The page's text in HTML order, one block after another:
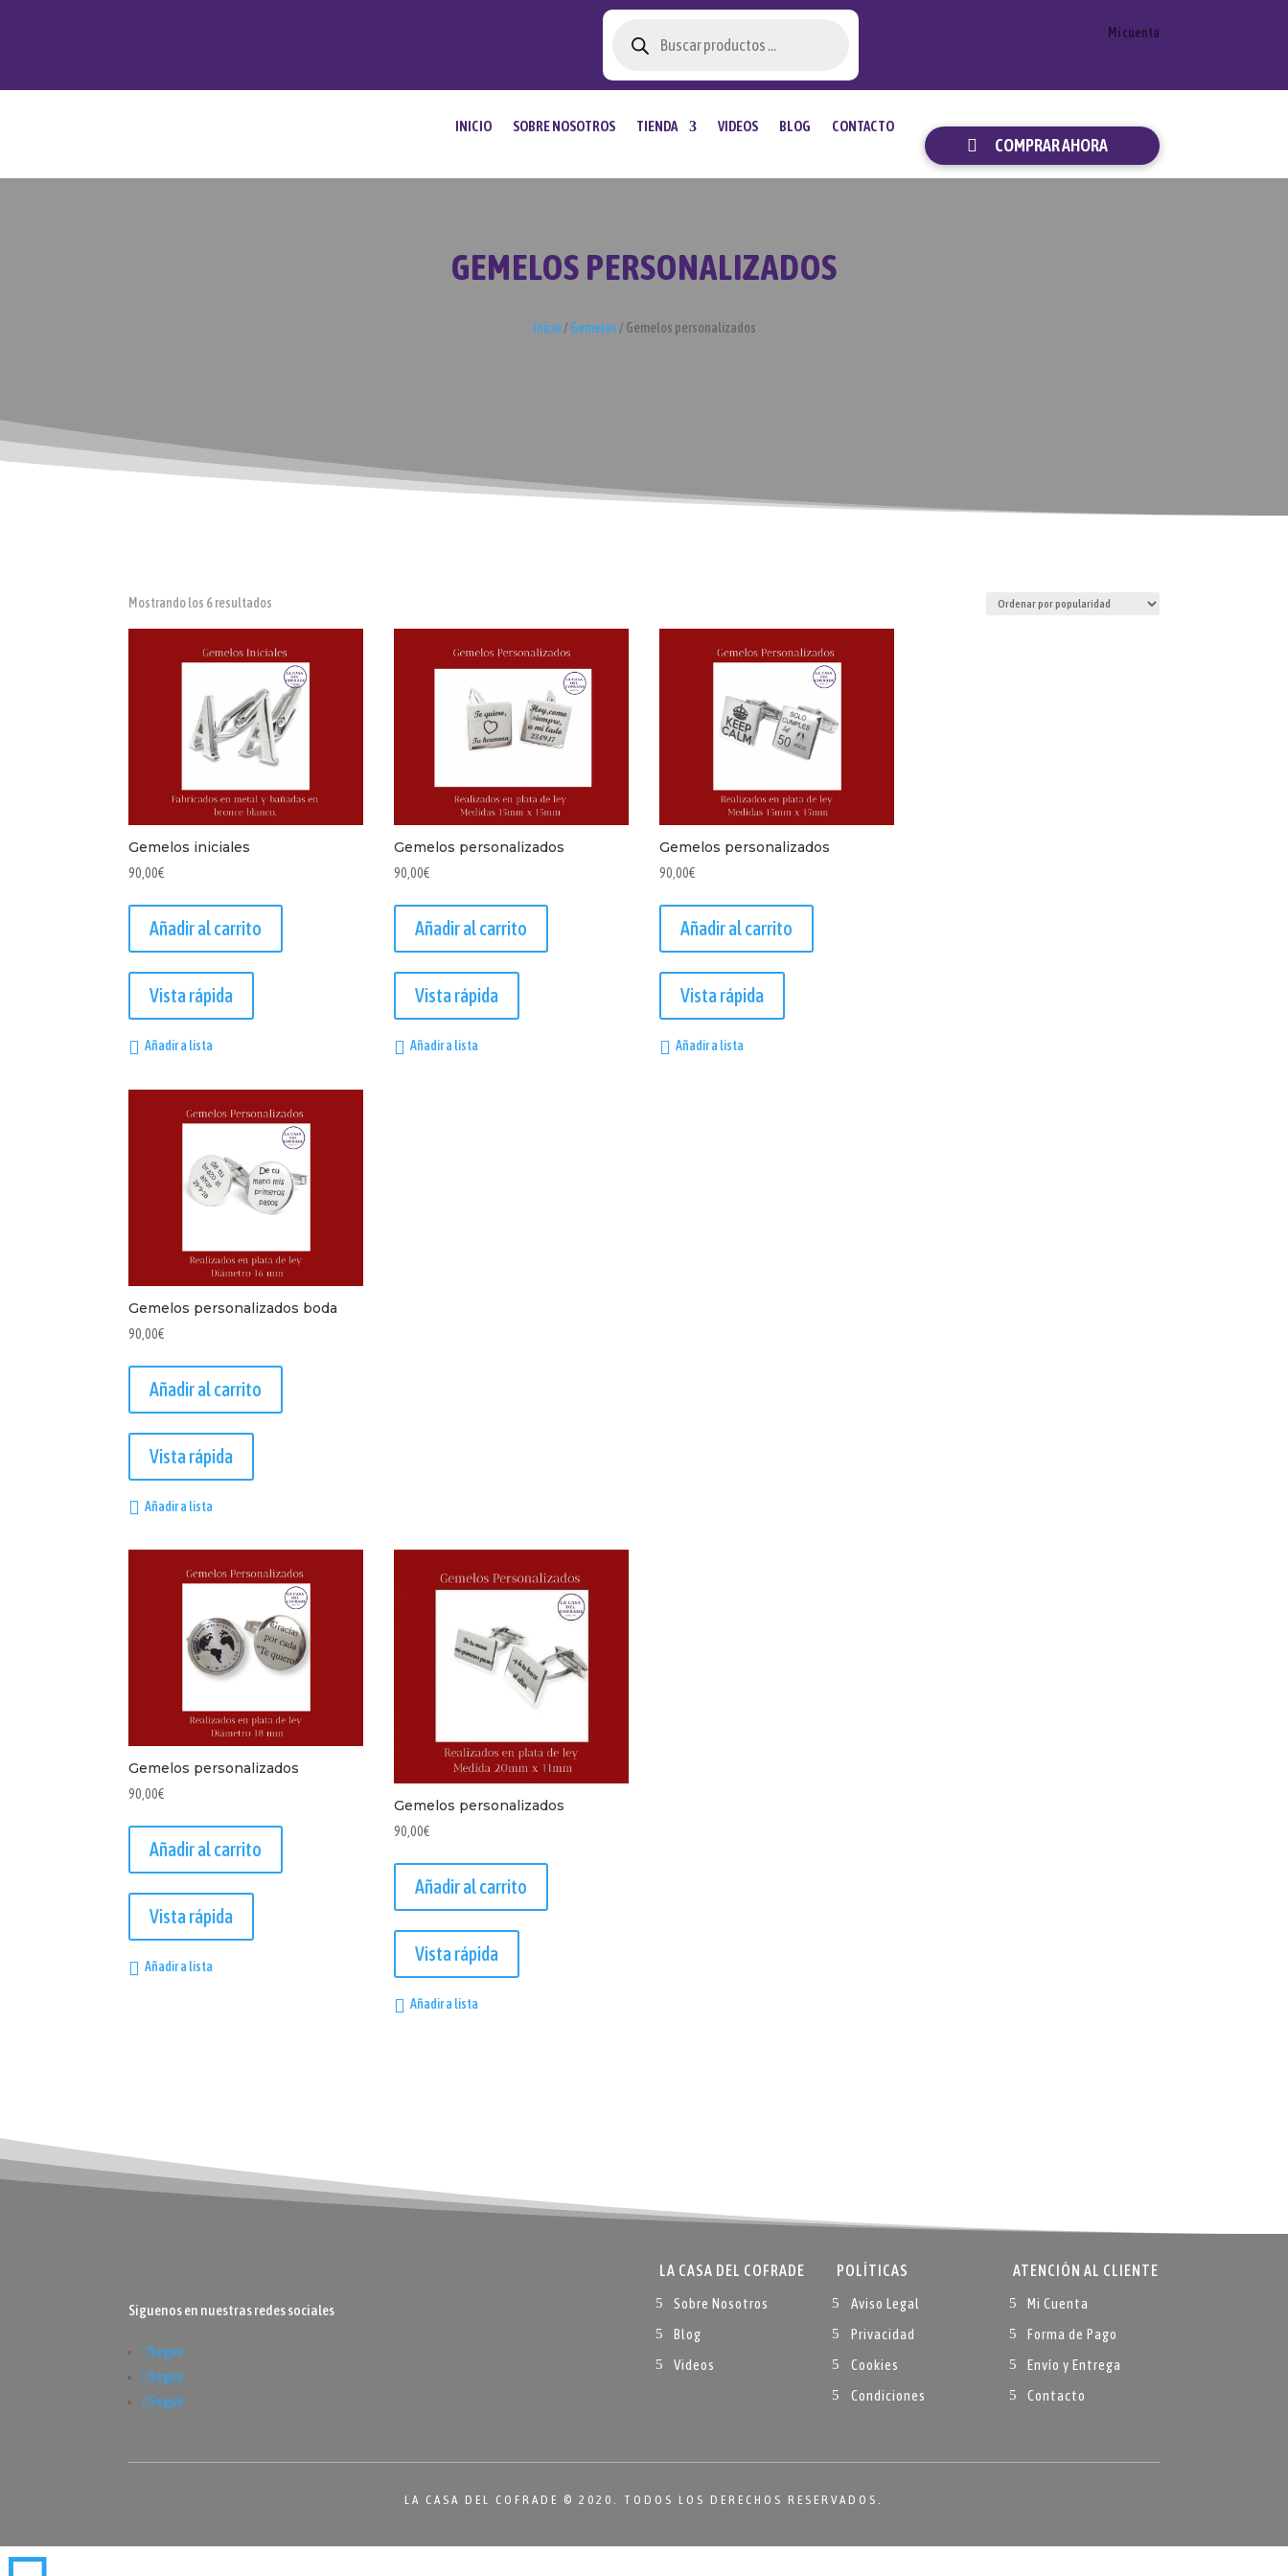
productos
Mi cuenta
INICIO SOBRE NOSOTROS TIENDA VIDEOS BLOG CONTACTO
COMPRAR AHORA
GEMELOS PERSONALIZADOS
Inicio/ Gemelos / Gemelos personalizados
Mostrando los 6 resultados
popularidad
Gemelos iniciales
90,00€
Añadir al carrito
Vista rápida
Añadir a lista
Gemelos personalizados
90,00€
Añadir al carrito
Vista rápida
Añadir a lista
Gemelos personalizados
90,00€
Añadir al carrito
Vista rápida
Añadir a lista
Gemelos personalizados boda
90,00€
Añadir al carrito
Vista rápida
Añadir a lista
Gemelos personalizados
90,00€
Añadir al carrito
Vista rápida
Añadir a lista
Gemelos personalizados
90,00€
Añadir al carrito
Vista rápida
Añadir a lista
Siguenos en nuestras redes sociales
Seguir
Seguir
Seguir
LA CASA DEL COFRADE
Sobre Nosotros
Blog
Videos
POLÍTICAS
Aviso Legal
Privacidad
Cookies
Condiciones
ATENCIÓN AL CLIENTE
Mi Cuenta
Forma de Pago
Envío y Entrega
Contacto
LA CASA DEL COFRADE © 2020. TODOS LOS DERECHOS RESERVADOS.